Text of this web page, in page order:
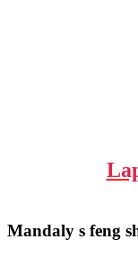
Mandaly s feng